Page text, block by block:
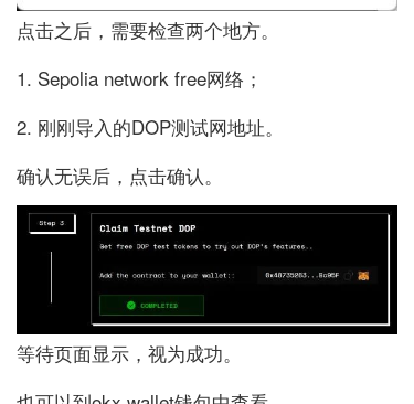
点击之后，需要检查两个地方。
1. Sepolia network free网络；
2. 刚刚导入的DOP测试网地址。
确认无误后，点击确认。
等待页面显示，视为成功。